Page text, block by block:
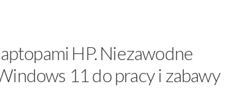
HP. Niezawodne
11 do pracy i zabawy